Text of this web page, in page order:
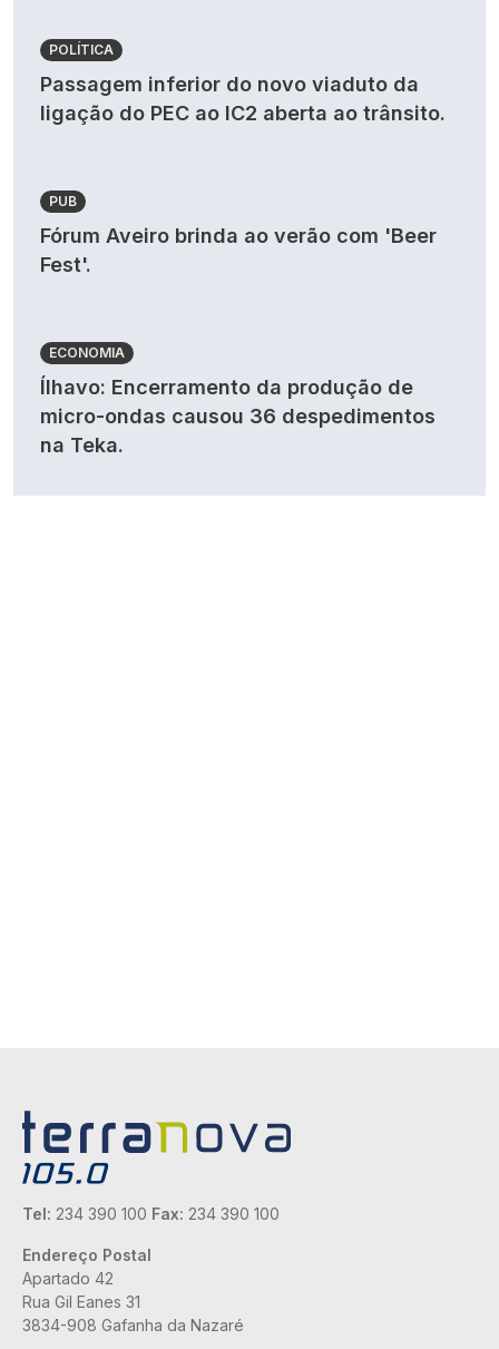
POLÍTICA
Passagem inferior do novo viaduto da
ligação do PEC ao IC2 aberta ao trânsito.
PUB
Fórum Aveiro brinda ao verão com 'Beer
Fest'.
ECONOMIA
Ílhavo: Encerramento da produção de
micro-ondas causou 36 despedimentos
na Teka.
Tel: 234 390 100 Fax: 234 390 100
Endereço Postal
Apartado 42
Rua Gil Eanes 31
3834-908 Gafanha da Nazaré